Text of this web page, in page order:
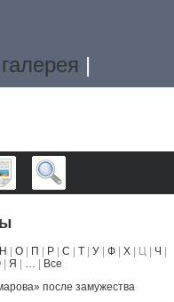
галерея |
Отчёты
Н О| П Р| С Т| У| Ф| Х| Ц | Ч
| Я …
Все
» после замужества